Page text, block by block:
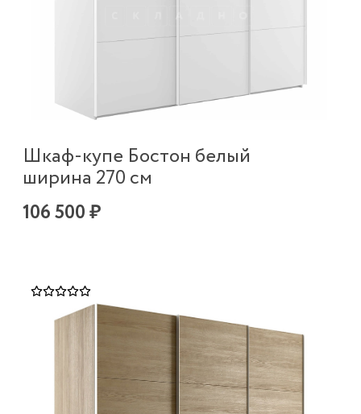
Шкаф-купе Бостон белый
ширина 270 см
106 500 ₽